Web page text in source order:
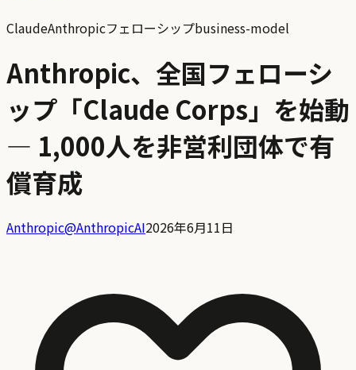
ClaudeAnthropicフェローシップbusiness-model
Anthropic、全国フェローシ
ップ「Claude Corps」を始動
— 1,000人を非営利団体で有
償育成
Anthropic@AnthropicAI2026年6月11日